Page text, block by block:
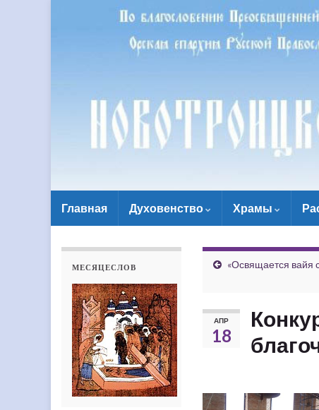
Главная Духовенство Храмы
«Освящается вайя
АПР
18
МЕСЯЦЕСЛОВ